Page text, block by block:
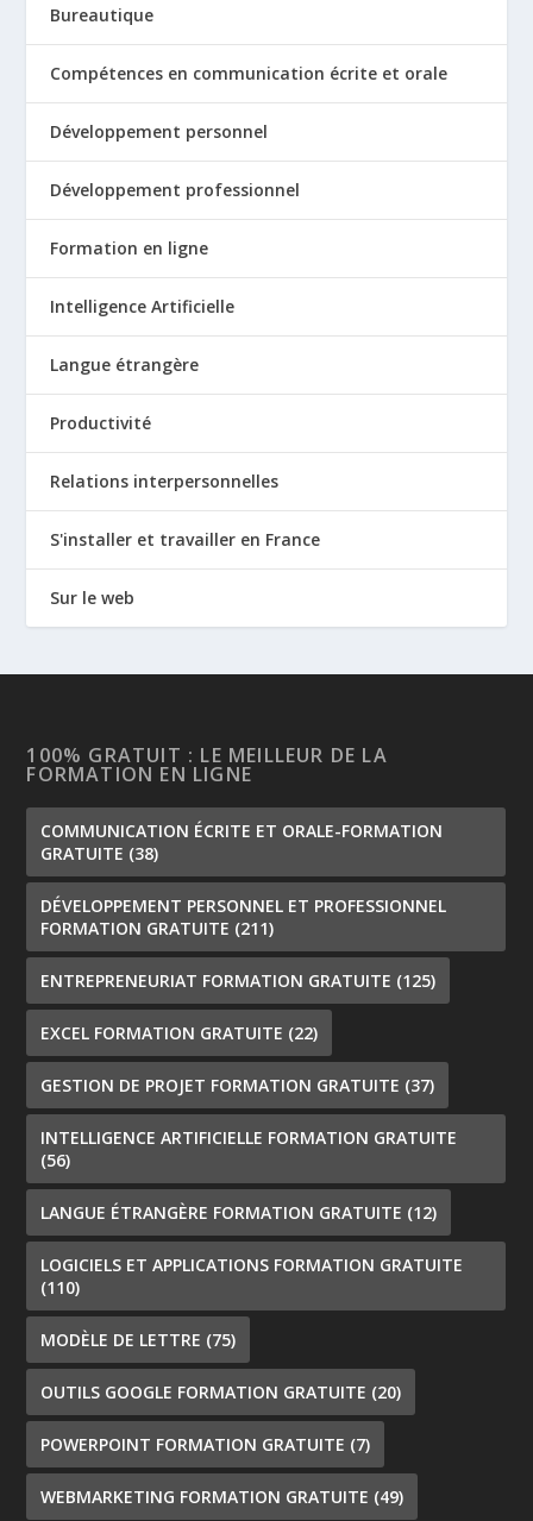
Bureautique
Compétences en communication écrite et orale
Développement personnel
Développement professionnel
Formation en ligne
Intelligence Artificielle
Langue étrangère
Productivité
Relations interpersonnelles
S'installer et travailler en France
Sur le web
100% GRATUIT : LE MEILLEUR DE LA
FORMATION EN LIGNE
COMMUNICATION ÉCRITE ET ORALE-FORMATION
GRATUITE (38)
DÉVELOPPEMENT PERSONNEL ET PROFESSIONNEL
FORMATION GRATUITE (211)
ENTREPRENEURIAT FORMATION GRATUITE (125)
EXCEL FORMATION GRATUITE (22)
GESTION DE PROJET FORMATION GRATUITE (37)
INTELLIGENCE ARTIFICIELLE FORMATION GRATUITE
(56)
LANGUE ÉTRANGÈRE FORMATION GRATUITE (12)
LOGICIELS ET APPLICATIONS FORMATION GRATUITE
(110)
MODÈLE DE LETTRE (75)
OUTILS GOOGLE FORMATION GRATUITE (20)
POWERPOINT FORMATION GRATUITE (7)
WEBMARKETING FORMATION GRATUITE (49)